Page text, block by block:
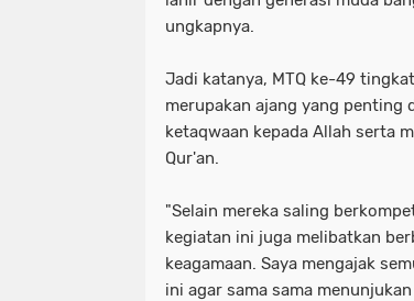
ungkapnya.
Jadi katanya, MTQ ke-49
merupakan ajang yang penting
ketaqwaan kepada Allah serta
Qur'an.
"Selain mereka saling
kegiatan ini juga melibatkan
keagamaan. Saya mengajak
ini agar sama sama